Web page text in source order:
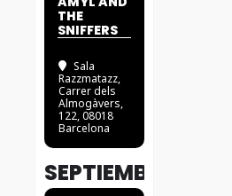
THE
SNIFFERS
Sala
Razzmatazz,
Carrer dels
Almogàvers,
122, 08018
Barcelona
SEPTIEMBRE